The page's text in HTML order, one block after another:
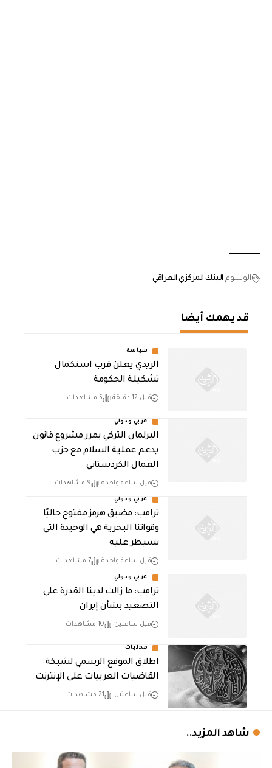
الوسوم البنك المركزي العراقي
قد يهمك أيضا
سياسة
الزيدي يعلن قرب استكمال
تشكيلة الحكومة
قبل 12 دقيقة 5 مشاهدات
عربي ودولي
‏البرلمان التركي يمرر مشروع قانون
يدعم عملية السلام مع حزب
العمال الكردستاني
قبل ساعة واحدة 9 مشاهدات
عربي ودولي
ترامب: مضيق هرمز مفتوح حاليًا
وقواتنا البحرية هي الوحيدة التي
تسيطر عليه
قبل ساعة واحدة 7 مشاهدات
عربي ودولي
ترامب: ما زالت لدينا القدرة على
التصعيد بشأن إيران
قبل ساعتين 10 مشاهدات
محليات
اطلاق الموقع الرسمي لشبكة
القاضيات العربيات على الإنترنت
قبل ساعتين 21 مشاهدات
شاهد المزيد..